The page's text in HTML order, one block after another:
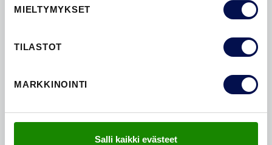
MIELTYMYKSET
TILASTOT
MARKKINOINTI
Salli kaikki evästeet
peitekilpi.